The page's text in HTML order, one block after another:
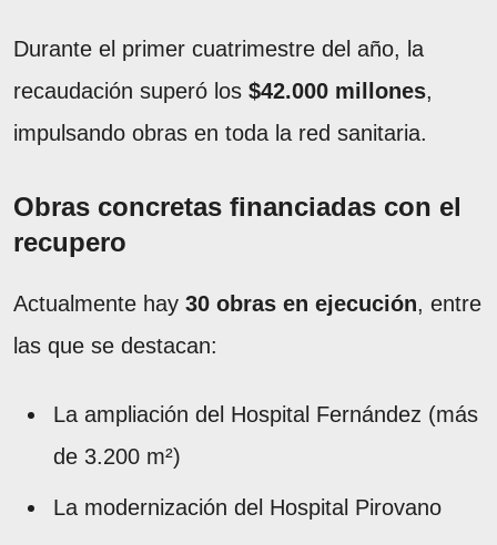
Durante el primer cuatrimestre del año, la
recaudación superó los $42.000 millones,
impulsando obras en toda la red sanitaria.
Obras concretas financiadas con el
recupero
Actualmente hay 30 obras en ejecución, entre
las que se destacan:
La ampliación del Hospital Fernández (más
de 3.200 m²)
La modernización del Hospital Pirovano